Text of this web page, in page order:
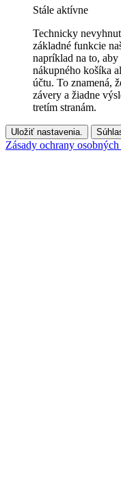
Stále aktívne
Technicky
základné funkcie
napríklad na to,
nákupného košíka
účtu. To znamená,
závery a žiadne
tretím stranám.
Uložiť nastavenia.
Zásady ochrany